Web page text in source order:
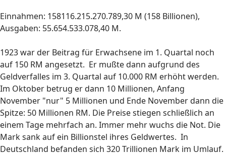
Einnahmen: 158116.215.270.789,30 M (158 Billionen),
Ausgaben: 55.654.533.078,40 M.
1923 war der Beitrag für Erwachsene im 1. Quartal noch
auf 150 RM angesetzt. Er mußte dann aufgrund des
Geldverfalles im 3. Quartal auf 10.000 RM erhöht werden.
Im Oktober betrug er dann 10 Millionen, Anfang
November "nur" 5 Millionen und Ende November dann die
Spitze: 50 Millionen RM. Die Preise stiegen schließlich an
einem Tage mehrfach an. Immer mehr wuchs die Not. Die
Mark sank auf ein Billionstel ihres Geldwertes. In
Deutschland befanden sich 320 Trillionen Mark im Umlauf.